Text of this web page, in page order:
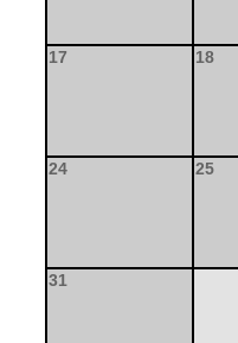
17 18
24 25
31